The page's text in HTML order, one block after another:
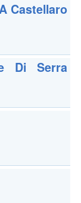
Castellaro
Di Serra